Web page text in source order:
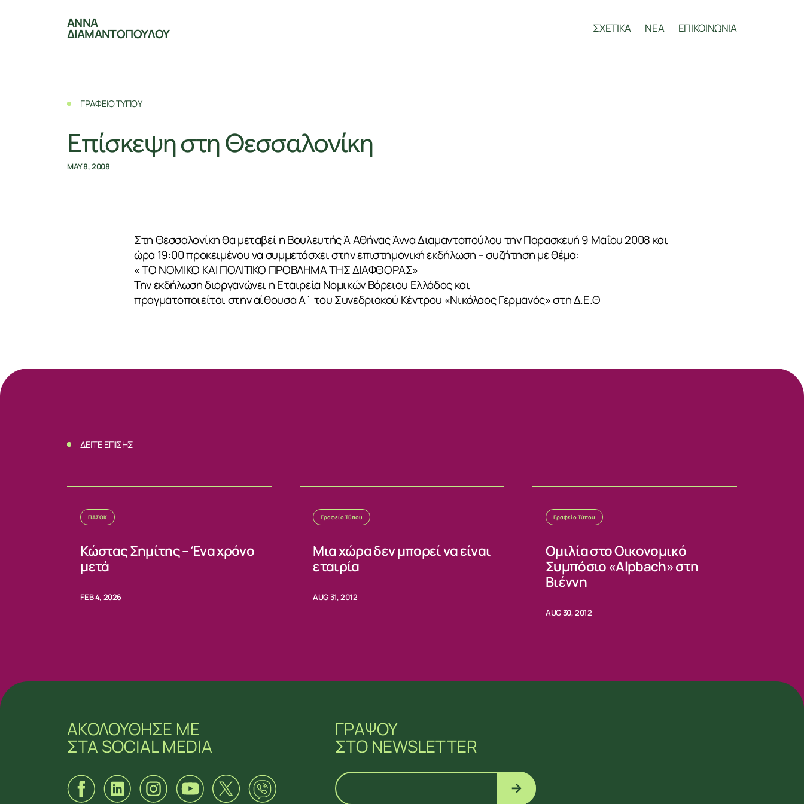
ΣΧΕΤΙΚΑ
ΝΕΑ
ΕΠΙΚΟΙΝΩΝΙΑ
ΑΝΝΑ
ΔΙΑΜΑΝΤΟΠΟΥΛΟΥ ΣΧΕΤΙΚΑ ΝΕΑ ΕΠΙΚΟΙΝΩΝΙΑ
ΓΡΑΦΕΙΟ ΤΥΠΟΥ
Επίσκεψη στη Θεσσαλονίκη
MAY 8, 2008
Στη Θεσσαλονίκη θα μεταβεί η Βουλευτής Ά Αθήνας Άννα Διαμαντοπούλου την Παρασκευή 9 Μαΐου 2008 και
ώρα 19:00 προκειμένου να συμμετάσχει στην επιστημονική εκδήλωση – συζήτηση με θέμα:
« TO NOMIΚΟ ΚΑΙ ΠΟΛΙΤΙΚΟ ΠΡΟΒΛΗΜΑ ΤΗΣ ΔΙΑΦΘΟΡΑΣ»
Την εκδήλωση διοργανώνει η Εταιρεία Νομικών Βόρειου Ελλάδος και
πραγματοποιείται στην αίθουσα Α΄ του Συνεδριακού Κέντρου «Νικόλαος Γερμανός» στη Δ.Ε.Θ
ΔΕΙΤΕ ΕΠΙΣΗΣ
ΠΑΣΟΚ
Κώστας Σημίτης – Ένα χρόνο
μετά
FEB 4, 2026
Γραφείο Τύπου
Μια χώρα δεν μπορεί να είναι
εταιρία
AUG 31, 2012
Γραφείο Τύπου
Ομιλία στο Οικονομικό
Συμπόσιο «Alpbach» στη
Βιέννη
AUG 30, 2012
ΑΚΟΛΟΥΘΗΣΕ ΜΕ
ΣΤΑ SOCIAL MEDIA
ΓΡΑΨΟΥ
ΣΤΟ NEWSLETTER